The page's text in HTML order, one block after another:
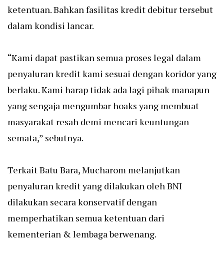
ketentuan. Bahkan fasilitas kredit debitur tersebut
dalam kondisi lancar.
“Kami dapat pastikan semua proses legal dalam
penyaluran kredit kami sesuai dengan koridor yang
berlaku. Kami harap tidak ada lagi pihak manapun
yang sengaja mengumbar hoaks yang membuat
masyarakat resah demi mencari keuntungan
semata,” sebutnya.
Terkait Batu Bara, Mucharom melanjutkan
penyaluran kredit yang dilakukan oleh BNI
dilakukan secara konservatif dengan
memperhatikan semua ketentuan dari
kementerian & lembaga berwenang.